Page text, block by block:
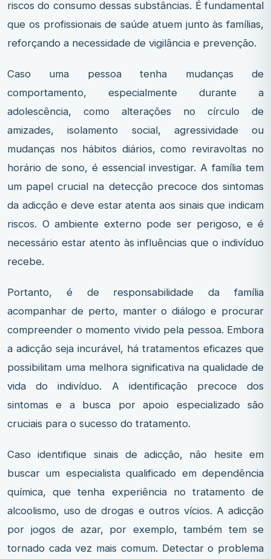
riscos do consumo dessas substâncias. É fundamental
que os profissionais de saúde atuem junto às famílias,
reforçando a necessidade de vigilância e prevenção.
Caso uma pessoa tenha mudanças de
comportamento, especialmente durante a
adolescência, como alterações no círculo de
amizades, isolamento social, agressividade ou
mudanças nos hábitos diários, como reviravoltas no
horário de sono, é essencial investigar. A família tem
um papel crucial na detecção precoce dos sintomas
da adicção e deve estar atenta aos sinais que indicam
riscos. O ambiente externo pode ser perigoso, e é
necessário estar atento às influências que o indivíduo
recebe.
Portanto, é de responsabilidade da família
acompanhar de perto, manter o diálogo e procurar
compreender o momento vivido pela pessoa. Embora
a adicção seja incurável, há tratamentos eficazes que
possibilitam uma melhora significativa na qualidade de
vida do indivíduo. A identificação precoce dos
sintomas e a busca por apoio especializado são
cruciais para o sucesso do tratamento.
Caso identifique sinais de adicção, não hesite em
buscar um especialista qualificado em dependência
química, que tenha experiência no tratamento de
alcoolismo, uso de drogas e outros vícios. A adicção
por jogos de azar, por exemplo, também tem se
tornado cada vez mais comum. Detectar o problema